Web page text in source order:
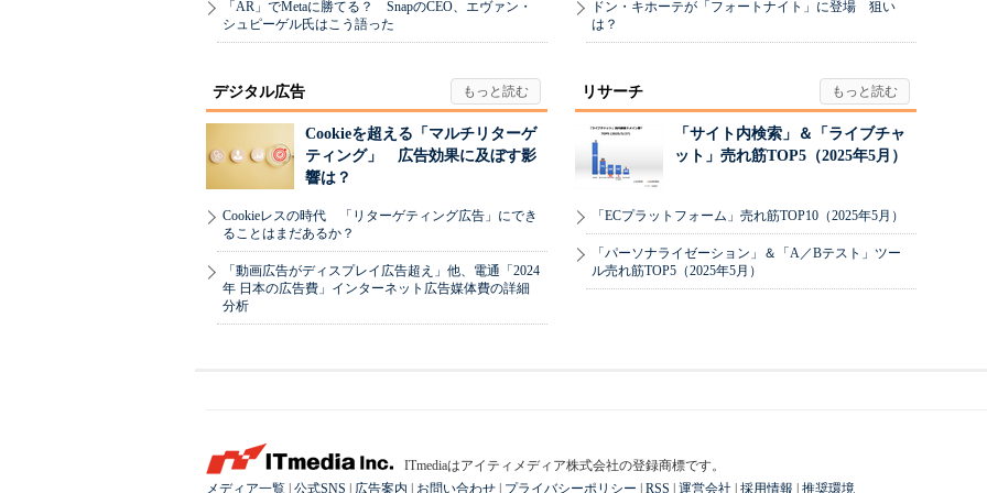
「AR」でMetaに勝てる？ SnapのCEO、エヴァン・
シュピーゲル氏はこう語った
ドン・キホーテが「フォートナイト」に登場 狙い
は？
デジタル広告
Cookieを超える「マルチリターゲ
ティング」 広告効果に及ぼす影
響は？
Cookieレスの時代 「リターゲティング広告」にでき
ることはまだあるか？
「動画広告がディスプレイ広告超え」他、電通「2024
年 日本の広告費」インターネット広告媒体費の詳細
分析
リサーチ
「サイト内検索」＆「ライブチャ
ット」売れ筋TOP5（2025年5月）
「ECプラットフォーム」売れ筋TOP10（2025年5月）
「パーソナライゼーション」＆「A／Bテスト」ツー
ル売れ筋TOP5（2025年5月）
ITmediaはアイティメディア株式会社の登録商標です。
メディア一覧 公式SNS 広告案内 お問い合わせ プライバシーポリシー RSS 運営会社 採用情報 推奨環境